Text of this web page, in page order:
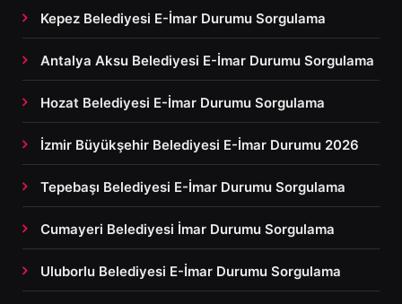
Kepez Belediyesi E-İmar Durumu Sorgulama
Antalya Aksu Belediyesi E-İmar Durumu Sorgulama
Hozat Belediyesi E-İmar Durumu Sorgulama
İzmir Büyükşehir Belediyesi E-İmar Durumu 2026
Tepebaşı Belediyesi E-İmar Durumu Sorgulama
Cumayeri Belediyesi İmar Durumu Sorgulama
Uluborlu Belediyesi E-İmar Durumu Sorgulama